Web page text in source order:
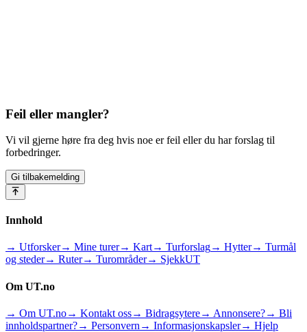
Feil eller mangler?
Vi vil gjerne høre fra deg hvis noe er feil eller du har forslag til
forbedringer.
Gi tilbakemelding
Innhold
→ Utforsker→ Mine turer→ Kart→ Turforslag→ Hytter→ Turmål
og steder→ Ruter→ Turområder→ SjekkUT
Om UT.no
→ Om UT.no→ Kontakt oss→ Bidragsytere→ Annonsere?→ Bli
innholdspartner?→ Personvern → Informasjonskapsler→ Hjelp